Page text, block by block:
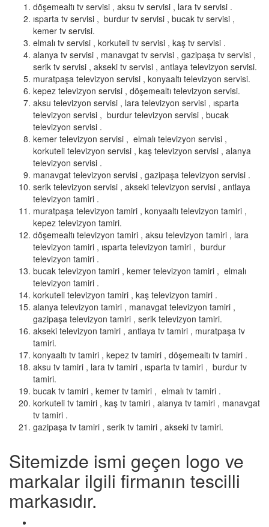
döşemealtı tv servisi , aksu tv servisi , lara tv servisi .
ısparta tv servisi , burdur tv servisi , bucak tv servisi ,
kemer tv servisi.
elmalı tv servisi , korkuteli tv servisi , kaş tv servisi .
alanya tv servisi , manavgat tv servisi , gazipaşa tv servisi ,
serik tv servisi , akseki tv servisi , antlaya televizyon servisi.
muratpaşa televizyon servisi , konyaaltı televizyon servisi.
kepez televizyon servisi , döşemealtı televizyon servisi.
aksu televizyon servisi , lara televizyon servisi , ısparta
televizyon servisi , burdur televizyon servisi , bucak
televizyon servisi .
kemer televizyon servisi , elmalı televizyon servisi ,
korkuteli televizyon servisi , kaş televizyon servisi , alanya
televizyon servisi .
manavgat televizyon servisi , gazipaşa televizyon servisi .
serik televizyon servisi , akseki televizyon servisi , antlaya
televizyon tamiri .
muratpaşa televizyon tamiri , konyaaltı televizyon tamiri ,
kepez televizyon tamiri.
döşemealtı televizyon tamiri , aksu televizyon tamiri , lara
televizyon tamiri , ısparta televizyon tamiri , burdur
televizyon tamiri .
bucak televizyon tamiri , kemer televizyon tamiri , elmalı
televizyon tamiri .
korkuteli televizyon tamiri , kaş televizyon tamiri .
alanya televizyon tamiri , manavgat televizyon tamiri ,
gazipaşa televizyon tamiri , serik televizyon tamiri.
akseki televizyon tamiri , antlaya tv tamiri , muratpaşa tv
tamiri.
konyaaltı tv tamiri , kepez tv tamiri , döşemealtı tv tamiri .
aksu tv tamiri , lara tv tamiri , ısparta tv tamiri , burdur tv
tamiri.
bucak tv tamiri , kemer tv tamiri , elmalı tv tamiri .
korkuteli tv tamiri , kaş tv tamiri , alanya tv tamiri , manavgat
tv tamiri .
gazipaşa tv tamiri , serik tv tamiri , akseki tv tamiri.
Sitemizde ismi geçen logo ve
markalar ilgili firmanın tescilli
markasıdır.